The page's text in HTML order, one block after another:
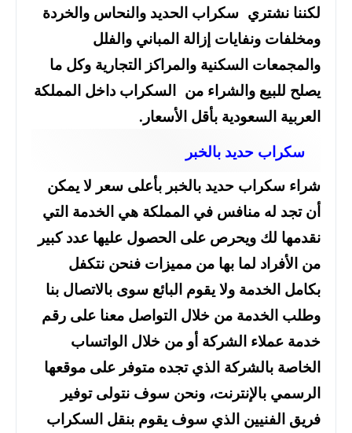
لكننا نشتري سكراب الحديد والنحاس والخردة
ومخلفات ونفايات إزالة المباني والفلل
والمجمعات السكنية والمراكز التجارية وكل ما
يصلح للبيع والشراء من السكراب داخل المملكة
العربية السعودية بأقل الأسعار.
سكراب حديد بالخبر
شراء سكراب حديد بالخبر بأعلى سعر لا يمكن
أن تجد له منافس في المملكة هي الخدمة التي
نقدمها لك ويحرص على الحصول عليها عدد كبير
من الأفراد لما بها من مميزات فنحن نتكفل
بكامل الخدمة ولا يقوم البائع سوى بالاتصال بنا
وطلب الخدمة من خلال التواصل معنا على رقم
خدمة عملاء الشركة أو من خلال الواتساب
الخاصة بالشركة الذي تجده متوفر على موقعها
الرسمي بالإنترنت، ونحن سوف نتولى توفير
فريق الفنيين الذي سوف يقوم بنقل السكراب